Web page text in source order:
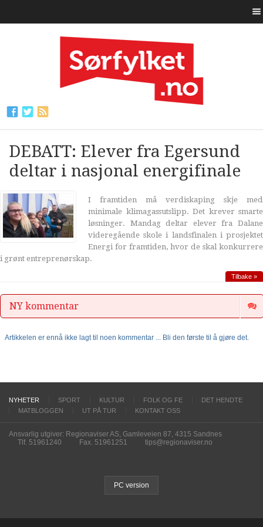
DEBATT: Elever fra Egersund
deltar i nasjonal energifinale
I framtiden må verdiskaping skje med
minimale klimagassutslipp. Det krever smarte
løsninger. Mandag deltar elever fra Dalane
videregående skole i landsfinalen i prosjektet
Energi for framtiden, hvor de skal konkurrere
i grønt entreprenørskap.
Tilbake »
NY kommentar
Artikkelen er ennå ikke lagt til noen kommentar ... Bli den første til å gjøre det.
NYHETER SPORT KULTUR FOLK OG FE
DET HENDTE
MATBLOGGEN
UT PÅ TUR KONTAKT OSS
Ansvarlig utgiver: Regionaviser AS, Gamleveien 87, 4315 Sandnes
Tlf. 51961240
Fax. 51961251 tips@regionaviser.no
PC version